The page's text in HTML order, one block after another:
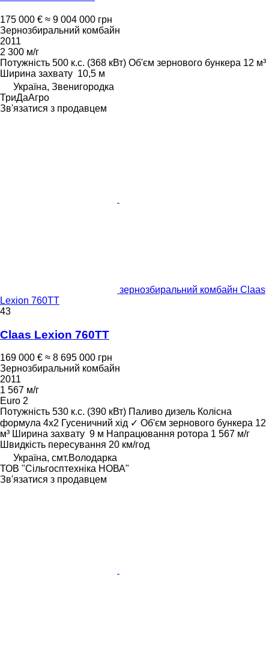
175 000 € ≈ 9 004 000 грн
Зернозбиральний комбайн
2011
2 300 м/г
Потужність 500 к.с. (368 кВт) Об'єм зернового бункера 12 м³
Ширина захвату 10,5 м
Україна, Звенигородка
ТриДаАгро
Зв'язатися з продавцем
зернозбиральний комбайн Claas
Lexion 760TT
43
Claas Lexion 760TT
169 000 € ≈ 8 695 000 грн
Зернозбиральний комбайн
2011
1 567 м/г
Euro 2
Потужність 530 к.с. (390 кВт) Паливо дизель Колісна
формула 4x2 Гусеничний хід ✓ Об'єм зернового бункера 12
м³ Ширина захвату 9 м Напрацювання ротора 1 567 м/г
Швидкість пересування 20 км/год
Україна, смт.Володарка
ТОВ "Сiльгосптехнiка НОВА"
Зв'язатися з продавцем